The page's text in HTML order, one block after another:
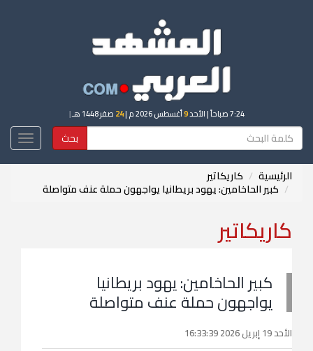
7:24 صباحاً | الأحد9أغسطس 2026 م | 24 صفر 1448 هـ |
بحث
الرئيسية كاريكاتير
كبير الحاخامين: يهود بريطانيا يواجهون حملة عنف متواصلة
كاريكاتير
كبير الحاخامين: يهود بريطانيا
يواجهون حملة عنف متواصلة
الأحد 19 إبريل 2026 16:33:39